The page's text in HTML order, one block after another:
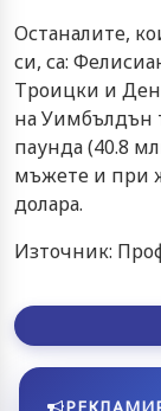
Останалите,
си, са:
Троицки и
на Уимбълдън
паунда (40.8
мъжете и при
долара.
Източник: